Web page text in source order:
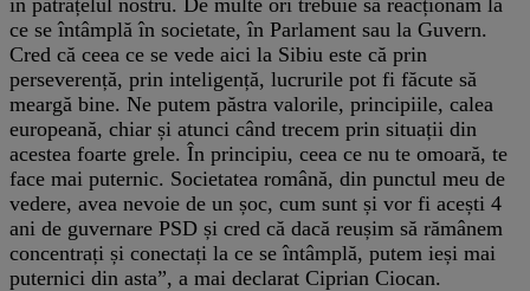
ce se întâmplă în societate, în Parlament sau la Guvern.
Cred că ceea ce se vede aici la Sibiu este că prin
perseverență, prin inteligență, lucrurile pot fi făcute să
meargă bine. Ne putem păstra valorile, principiile, calea
europeană, chiar și atunci când trecem prin situații din
acestea foarte grele. În principiu, ceea ce nu te omoară, te
face mai puternic. Societatea română, din punctul meu de
vedere, avea nevoie de un șoc, cum sunt și vor fi acești 4
ani de guvernare PSD și cred că dacă reușim să rămânem
concentrați și conectați la ce se întâmplă, putem ieși mai
puternici din asta”, a mai declarat Ciprian Ciocan.